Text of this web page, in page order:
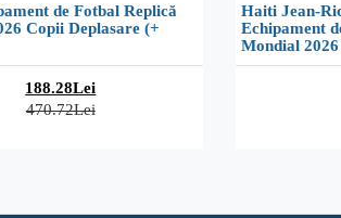
de Fotbal Replică
Copii Deplasare (+
188.28Lei
470.72Lei
Haiti Jean-
Echipament
Mondial